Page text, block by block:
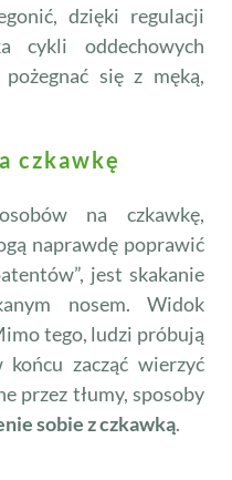
dzięki regulacji
cykli oddechowych
się z męką,
czkawkę
na czkawkę,
naprawdę poprawić
jest skakanie
nosem. Widok
tego, ludzi próbują
zacząć wierzyć
przez tłumy, sposoby
sobie z czkawką.